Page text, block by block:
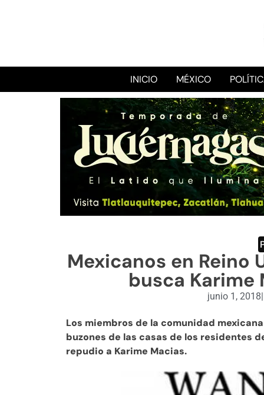
INICIO MÉXICO
Mexicanos en Reino
busca Karime
junio 1, 2018
Los miembros de la comunidad
buzones de las casas de los residentes
repudio a Karime Macias.